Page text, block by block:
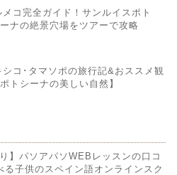
メコ完全ガイド！サンルイスポト
ナの絶景穴場をツアーで攻略
シコ･タマソポの旅行記&おススメ観
トシーナの美しい自然】
】パソアパソWEBレッスンの口コ
る子供のスペイン語オンラインスク